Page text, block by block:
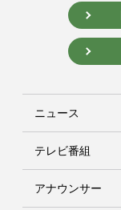
ニュース
テレビ番組
アナウンサー